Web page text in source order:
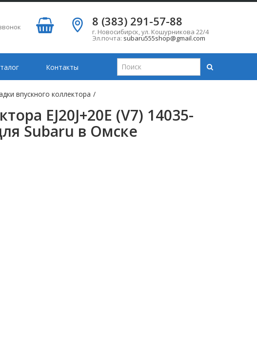
8 (383) 291-57-88
г. Новосибирск,ул. Кошурникова 22/4
Эл.почта: subaru555shop@gmail.com
Контакты
впускного коллектора /
EJ20J+20E (V7) 14035-
Subaru в Омске